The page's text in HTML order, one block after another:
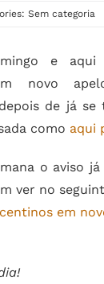
Sem categoria
e aqui
novo
de já se
como aqui
o aviso
ver no
em